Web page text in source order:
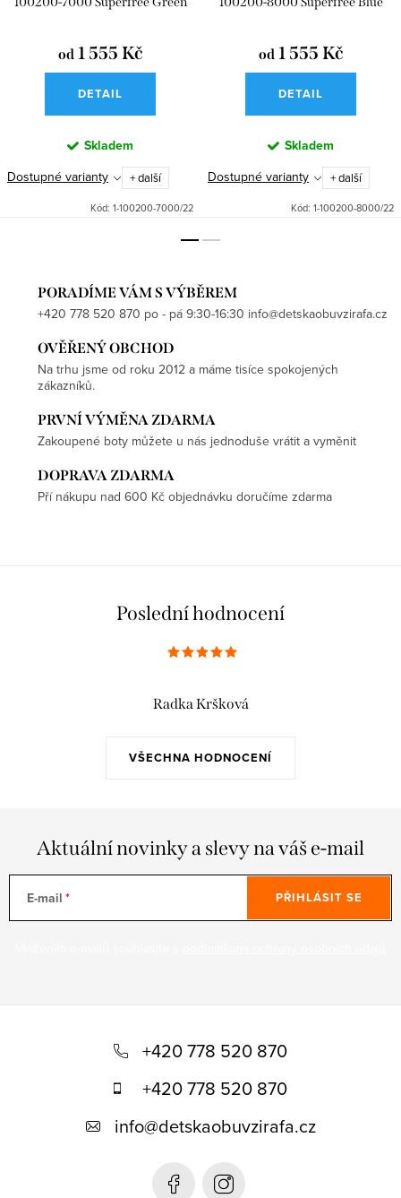
od1 555 Kč
DETAIL
Skladem
Dostupné varianty
+ další
Kód: 1-100200-7000/22
od1 555 Kč
DETAIL
Skladem
Dostupné varianty
+ další
Kód: 1-100200-8000/22
PORADÍME VÁM S VÝBĚREM
+420 778 520 870 po - pá 9:30-16:30 info@detskaobuvzirafa.cz
OVĚŘENÝ OBCHOD
Na trhu jsme od roku 2012 a máme tisíce spokojených
zákazníků.
PRVNÍ VÝMĚNA ZDARMA
Zakoupené boty můžete u nás jednoduše vrátit a vyměnit
DOPRAVA ZDARMA
Pří nákupu nad 600 Kč objednávku doručíme zdarma
Poslední hodnocení
VŠECHNA HODNOCENÍ
Radka Kršková
Aktuální novinky a slevy na váš e-mail
E-mail PŘIHLÁSIT SE
+420 778 520 870
+420 778 520 870
info@detskaobuvzirafa.cz